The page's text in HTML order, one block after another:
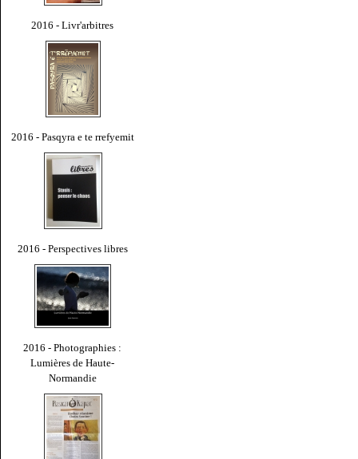
2016 - Livr'arbitres
2016 - Pasqyra e te rrefyemit
2016 - Perspectives libres
2016 - Photographies :
Lumières de Haute-
Normandie